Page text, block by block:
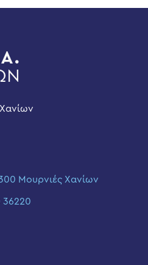
Μουρνιές Χανίων
36220